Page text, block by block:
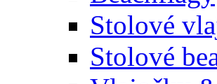
Stolové
Stolové